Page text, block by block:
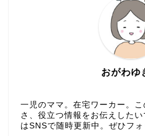
おがわゆ
一児のママ。在宅ワーカー。
さ、役立つ情報をお伝えした
はSNSで随時更新中。ぜひフォ